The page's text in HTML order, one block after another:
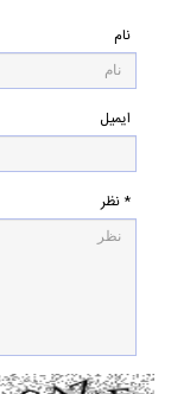
نام
ایمیل
* نظر